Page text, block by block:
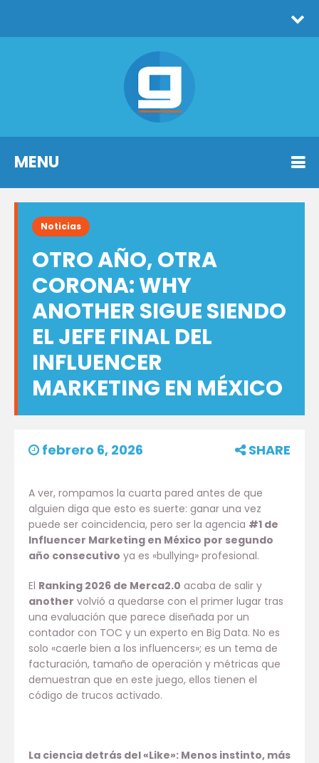
MENU
Noticias
OTRO AÑO, OTRA
CORONA: WHY
ANOTHER SIGUE SIENDO
EL JEFE FINAL DEL
INFLUENCER
MARKETING EN MÉXICO
febrero 6, 2026 SHARE
A ver, rompamos la cuarta pared antes de que
alguien diga que esto es suerte: ganar una vez
puede ser coincidencia, pero ser la agencia #1 de
Influencer Marketing en México por segundo
año consecutivo ya es «bullying» profesional.
El Ranking 2026 de Merca2.0 acaba de salir y
another volvió a quedarse con el primer lugar tras
una evaluación que parece diseñada por un
contador con TOC y un experto en Big Data. No es
solo «caerle bien a los influencers»; es un tema de
facturación, tamaño de operación y métricas que
demuestran que en este juego, ellos tienen el
código de trucos activado.
La ciencia detrás del «Like»: Menos instinto, más